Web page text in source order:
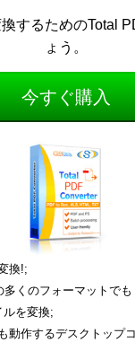
するためのTotal
ょう。
今すぐ購入
換!;
くのフォーマットでも
ルを変換;
動作するデスクトップ